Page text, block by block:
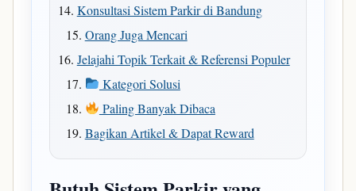
Konsultasi Sistem Parkir di Bandung
Orang Juga Mencari
Jelajahi Topik Terkait & Referensi Populer
Kategori Solusi
Paling Banyak Dibaca
Bagikan Artikel & Dapat Reward